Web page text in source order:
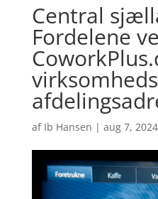
Central
Fordelene
virksomheds
af Ib Hansen | aug 7, 2024